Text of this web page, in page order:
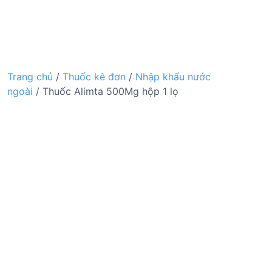
Trang chủ / Thuốc kê đơn / Nhập khẩu nước
ngoài / Thuốc Alimta 500Mg hộp 1 lọ